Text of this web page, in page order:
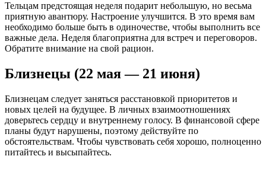
Тельцам предстоящая неделя подарит небольшую, но весьма
приятную авантюру. Настроение улучшится. В это время вам
необходимо больше быть в одиночестве, чтобы выполнить все
важные дела. Неделя благоприятна для встреч и переговоров.
Обратите внимание на свой рацион.
Близнецы (22 мая — 21 июня)
Близнецам следует заняться расстановкой приоритетов и
новых целей на будущее. В личных взаимоотношениях
доверьтесь сердцу и внутреннему голосу. В финансовой сфере
планы будут нарушены, поэтому действуйте по
обстоятельствам. Чтобы чувствовать себя хорошо, полноценно
питайтесь и высыпайтесь.